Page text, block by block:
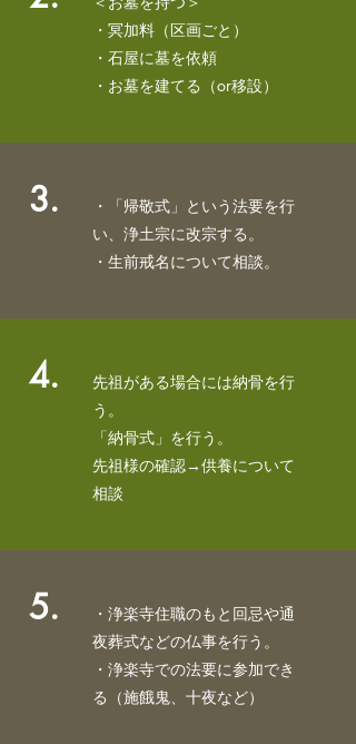
・冥加料（区画ごと）
・石屋に墓を依頼
​・お墓を建てる（or移設）
3.
・「帰敬式」という法要を行
い、浄土宗に改宗する。
​・生前戒名について相談。
4.
先祖がある場合には納骨を行
う。
「納骨式」を行う。
​先祖様の確認→供養について
相談
5.
・浄楽寺住職のもと回忌や通
夜葬式などの仏事を行う。
・浄楽寺での法要に参加でき
る （施餓鬼、十夜など）